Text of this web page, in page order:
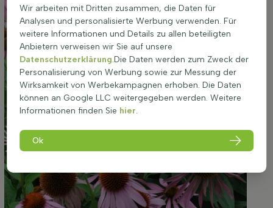
Wir arbeiten mit Dritten zusammen, die Daten für
Analysen und personalisierte Werbung verwenden. Für
weitere Informationen und Details zu allen beteiligten
Anbietern verweisen wir Sie auf unsere
Datenschutzerklärung.Die Daten werden zum Zweck der
Personalisierung von Werbung sowie zur Messung der
Wirksamkeit von Werbekampagnen erhoben. Die Daten
können an Google LLC weitergegeben werden. Weitere
Informationen finden Sie hier.
Ok